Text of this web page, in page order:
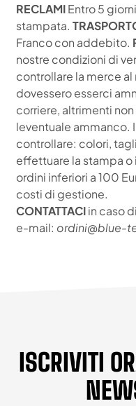
RECLAMIEntro 5
stampata.
Franco con addebito.
nostre condizioni di
controllare la merce
dovessero esserci
corriere, altrimenti
leventuale ammanco.
controllare: colori,
effettuare la stampa
ordini inferiori a 100
costi di gestione.
CONTATTACIin caso
e-mail: ordini@blue-
ISCRIVITI